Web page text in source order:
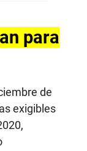
para
de
exigibles